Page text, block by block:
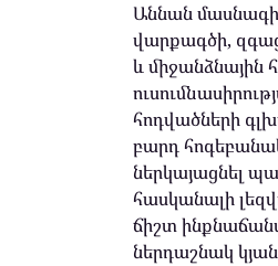
Աննան
վարքագծի,
և միջանձնային
հոդվածների
բարդ
ներկայացնել
հասկանալի
ճիշտ
ներդաշնակ